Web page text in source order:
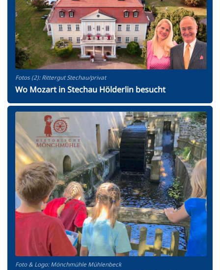
Fotos (2): Rittergut Stechau/privat
Wo Mozart in Stechau Hölderlin besucht
Foto & Logo: Mönchmühle Mühlenbeck